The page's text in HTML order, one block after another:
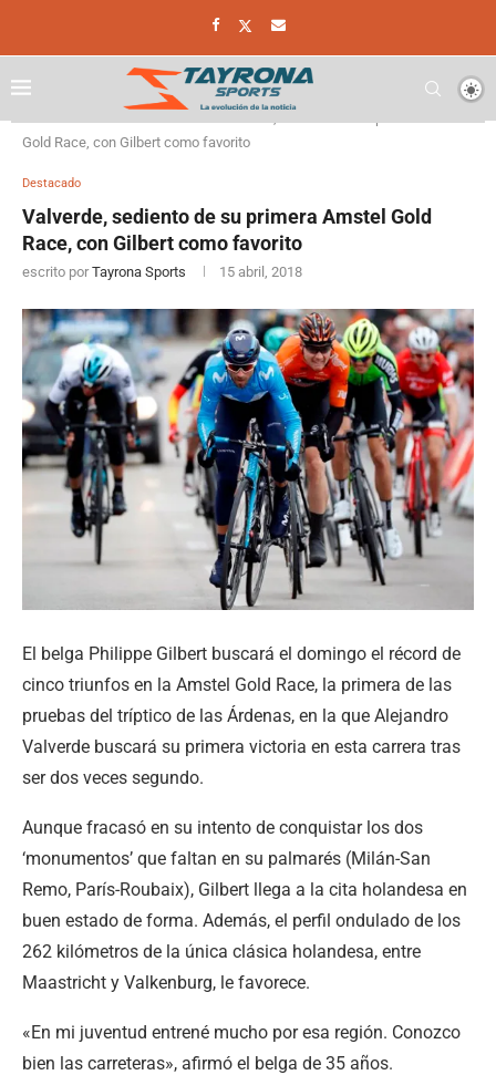
Gold Race, con Gilbert como favorito
Destacado
Valverde, sediento de su primera Amstel Gold
Race, con Gilbert como favorito
escrito por Tayrona Sports 15 abril, 2018
El belga Philippe Gilbert buscará el domingo el récord de
cinco triunfos en la Amstel Gold Race, la primera de las
pruebas del tríptico de las Árdenas, en la que Alejandro
Valverde buscará su primera victoria en esta carrera tras
ser dos veces segundo.
Aunque fracasó en su intento de conquistar los dos
‘monumentos’ que faltan en su palmarés (Milán-San
Remo, París-Roubaix), Gilbert llega a la cita holandesa en
buen estado de forma. Además, el perfil ondulado de los
262 kilómetros de la única clásica holandesa, entre
Maastricht y Valkenburg, le favorece.
«En mi juventud entrené mucho por esa región. Conozco
bien las carreteras», afirmó el belga de 35 años.